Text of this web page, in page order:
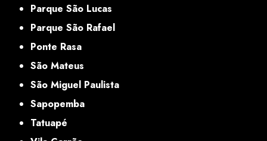
Parque São Lucas
Parque São Rafael
Ponte Rasa
São Mateus
São Miguel Paulista
Sapopemba
Tatuapé